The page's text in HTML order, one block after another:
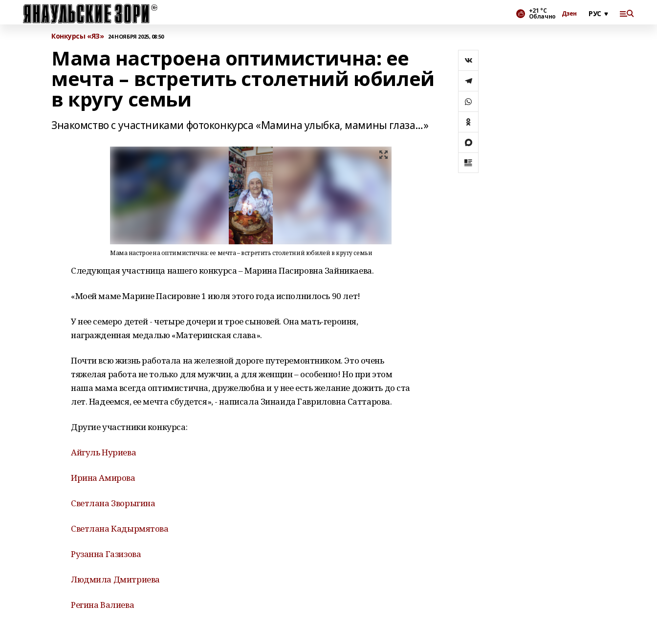
+21 °С
Облачно Дзен
Конкурсы «ЯЗ» 24 НОЯБРЯ 2025, 08:50
Мама настроена оптимистична: ее
мечта – встретить столетний юбилей
в кругу семьи
Знакомство с участниками фотоконкурса «Мамина улыбка, мамины глаза…»
Мама настроена оптимистична: ее мечта – встретить столетний юбилей в кругу семьи
Следующая участница нашего конкурса – Марина Пасировна Зайникаева.
«Моей маме Марине Пасировне 1 июля этого года исполнилось 90 лет!
У нее семеро детей - четыре дочери и трое сыновей. Она мать-героиня,
награжденная медалью «Материнская слава».
Почти всю жизнь работала на железной дороге путеремонтником. Это очень
тяжелая работа не только для мужчин, а для женщин – особенно! Но при этом
наша мама всегда оптимистична, дружелюбна и у нее есть желание дожить до ста
лет. Надеемся, ее мечта сбудется», - написала Зинаида Гавриловна Саттарова.
Другие участники конкурса:
Айгуль Нуриева
Ирина Амирова
Светлана Зворыгина
Светлана Кадырмятова
Рузанна Газизова
Людмила Дмитриева
Регина Валиева